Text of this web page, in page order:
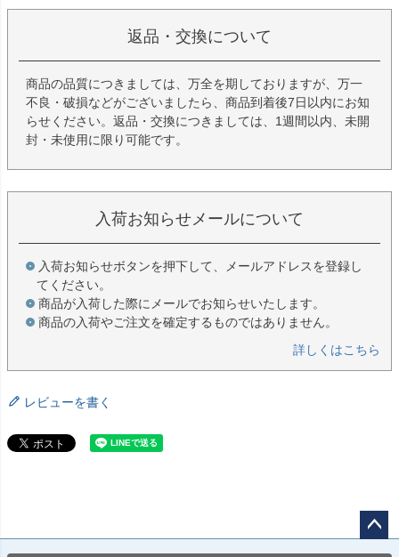
返品・交換について
商品の品質につきましては、万全を期しておりますが、万一
不良・破損などがございましたら、商品到着後7日以内にお知
らせください。返品・交換につきましては、1週間以内、未開
封・未使用に限り可能です。
入荷お知らせメールについて
入荷お知らせボタンを押下して、メールアドレスを登録し
てください。
商品が入荷した際にメールでお知らせいたします。
商品の入荷やご注文を確定するものではありません。
詳しくはこちら
レビューを書く